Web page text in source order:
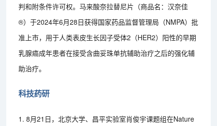
判和附条件许可权。马来酸奈拉替尼片（商品名：汉奈佳
®）于2024年6月28日获得国家药品监督管理局（NMPA）批
准上市，用于人类表皮生长因子受体2（HER2）阳性的早期
乳腺癌成年患者在接受含曲妥珠单抗辅助治疗之后的强化辅
助治疗。
科技药研
1. 8月21日，北京大学、昌平实验室肖俊宇课题组在Nature